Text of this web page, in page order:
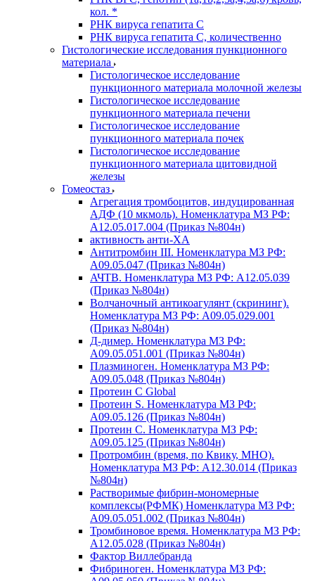
кол. *
РНК вируса гепатита C
РНК вируса гепатита C, количественно
Гистологические исследования пункционного
материала
Гистологическое исследование
пункционного материала молочной железы
Гистологическое исследование
пункционного материала печени
Гистологическое исследование
пункционного материала почек
Гистологическое исследование
пункционного материала щитовидной
железы
Гомеостаз
Агрегация тромбоцитов, индуцированная
АДФ (10 мкмоль). Номенклатура МЗ РФ:
A12.05.017.004 (Приказ №804н)
активность анти-ХА
Антитромбин III. Номенклатура МЗ РФ:
A09.05.047 (Приказ №804н)
АЧТВ. Номенклатура МЗ РФ: A12.05.039
(Приказ №804н)
Волчаночный антикоагулянт (скрининг).
Номенклатура МЗ РФ: A09.05.029.001
(Приказ №804н)
Д-димер. Номенклатура МЗ РФ:
A09.05.051.001 (Приказ №804н)
Плазминоген. Номенклатура МЗ РФ:
A09.05.048 (Приказ №804н)
Протеин C Global
Протеин S. Номенклатура МЗ РФ:
A09.05.126 (Приказ №804н)
Протеин С. Номенклатура МЗ РФ:
A09.05.125 (Приказ №804н)
Протромбин (время, по Квику, МНО).
Номенклатура МЗ РФ: A12.30.014 (Приказ
№804н)
Растворимые фибрин-мономерные
комплексы(РФМК) Номенклатура МЗ РФ:
A09.05.051.002 (Приказ №804н)
Тромбиновое время. Номенклатура МЗ РФ:
A12.05.028 (Приказ №804н)
Фактор Виллебранда
Фибриноген. Номенклатура МЗ РФ: